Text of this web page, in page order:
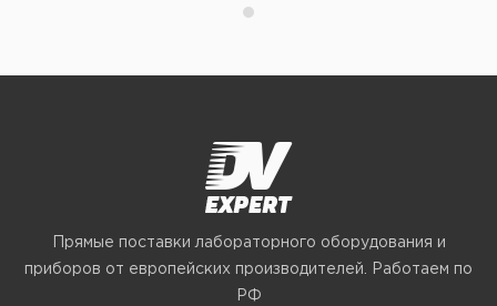
Прямые поставки лабораторного оборудования и
приборов от европейских производителей. Работаем по
РФ